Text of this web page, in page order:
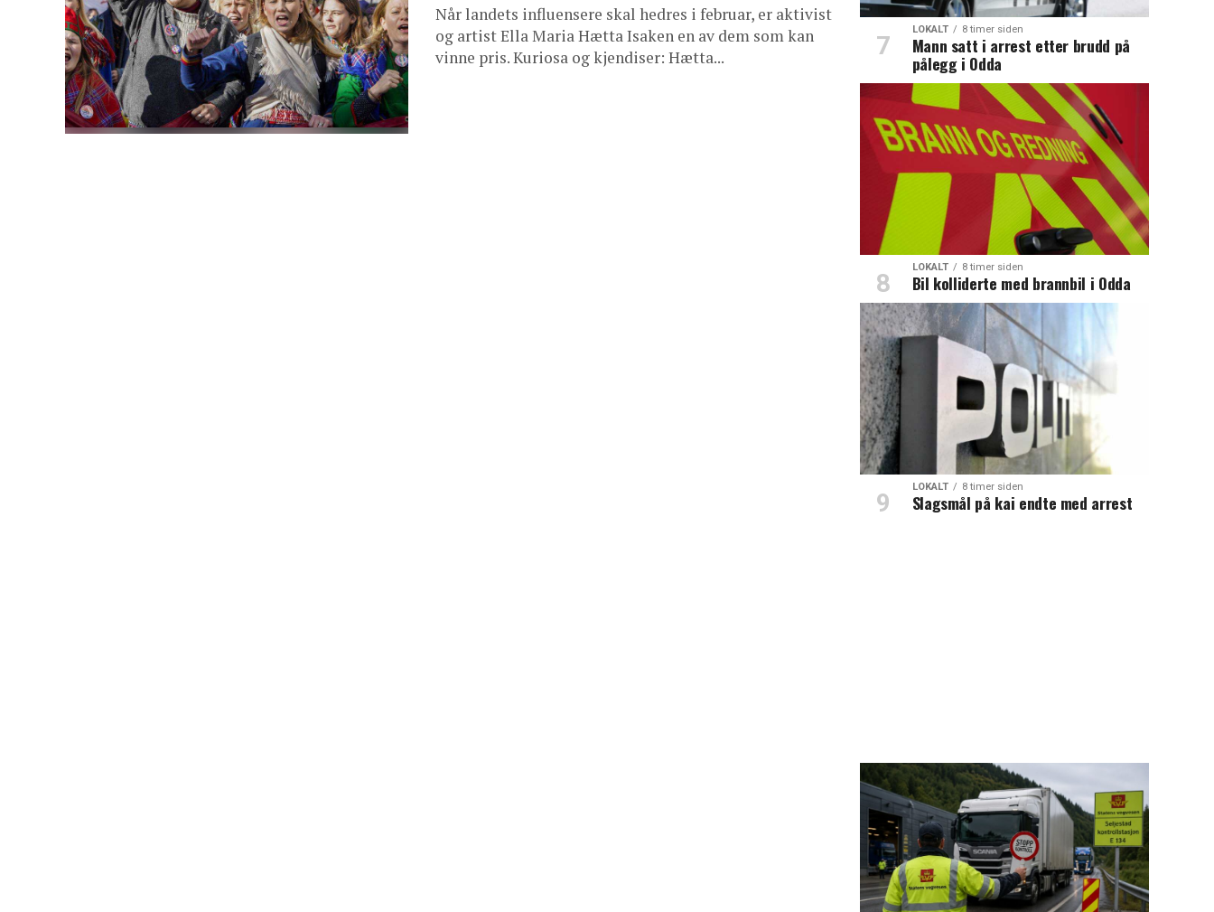
Når landets influensere skal hedres i februar, er aktivist
og artist Ella Maria Hætta Isaken en av dem som kan
vinne pris. Kuriosa og kjendiser: Hætta...
LOKALT 8 timer siden
Mann satt i arrest etter brudd på
pålegg i Odda
LOKALT 8 timer siden
Bil kolliderte med brannbil i Odda
LOKALT 8 timer siden
Slagsmål på kai endte med arrest